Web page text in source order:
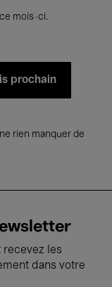
mois-ci.
prochain
rien manquer de
recevez les
dans votre